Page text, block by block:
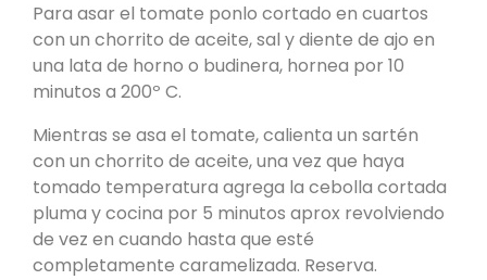
Para asar el tomate ponlo cortado en cuartos
con un chorrito de aceite, sal y diente de ajo en
una lata de horno o budinera, hornea por 10
minutos a 200º C.
Mientras se asa el tomate, calienta un sartén
con un chorrito de aceite, una vez que haya
tomado temperatura agrega la cebolla cortada
pluma y cocina por 5 minutos aprox revolviendo
de vez en cuando hasta que esté
completamente caramelizada. Reserva.